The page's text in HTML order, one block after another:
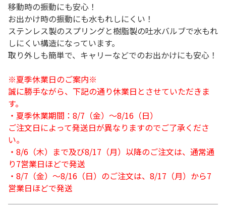
移動時の振動にも安心！
お出かけ時の振動にも水もれしにくい！
ステンレス製のスプリングと樹脂製の吐水バルブで水もれ
しにくい構造になっています。
取り外しも簡単で、キャリーなどでのお出かけにも安心！
※夏季休業日のご案内※
誠に勝手ながら、下記の通り休業日とさせていただきま
す。
・夏季休業期間：8/7（金）～8/16（日）
ご注文日によって発送日が異なりますのでご了承くださ
い。
・8/6（木）まで及び8/17（月）以降のご注文は、通常通
り7営業日ほどで発送
・8/7（金）～8/16（日）のご注文は、8/17（月）から7
営業日ほどで発送